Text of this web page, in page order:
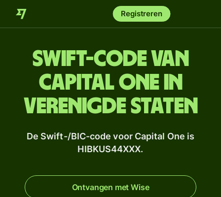
Registreren
Swift-code van
Capital One in
Verenigde Staten
De Swift-/BIC-code voor Capital One is
HIBKUS44XXX.
Ontvangen met Wise